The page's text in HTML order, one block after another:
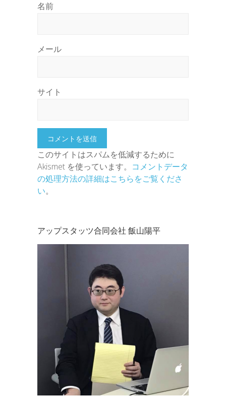
名前
メール
サイト
このサイトはスパムを低減するために
Akismet を使っています。 コメントデータ
の処理方法の詳細はこちらをご覧くださ
い。
アップスタッツ合同会社 飯山陽平